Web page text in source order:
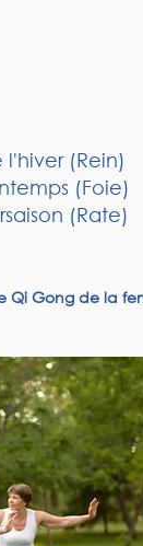
(Rein)
(Foie)
(Rate)
Qi Gong de la